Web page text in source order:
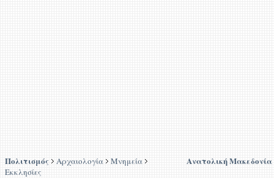
Πολιτισμός Αρχαιολογία
Μνημεία
Εκκλησίες
Ανατολική